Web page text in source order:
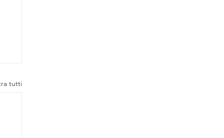
tutti